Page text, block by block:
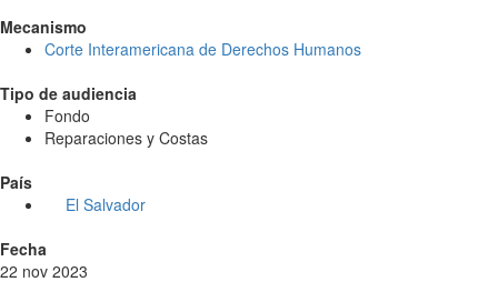
Mecanismo
Corte Interamericana de Derechos Humanos
Tipo de audiencia
Fondo
Reparaciones y Costas
País
El Salvador
Fecha
22 nov 2023